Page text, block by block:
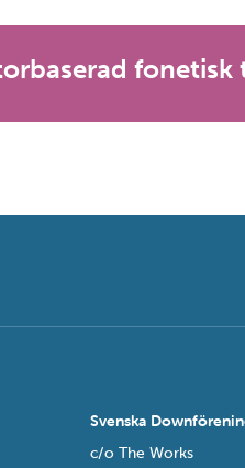
fonetisk
Svenska
c/o The Works